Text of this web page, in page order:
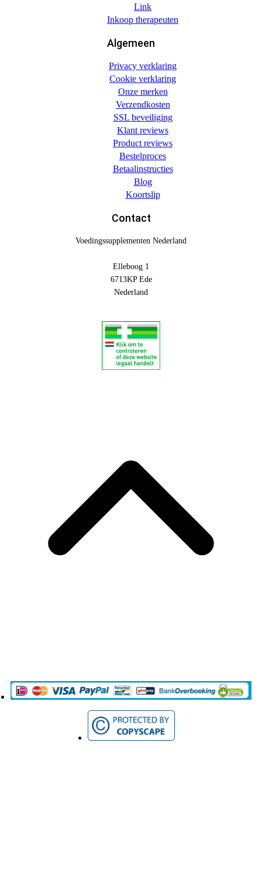
Link
Inkoop therapeuten
Algemeen
Privacy verklaring
Cookie verklaring
Onze merken
Verzendkosten
SSL beveiliging
Klant reviews
Product reviews
Bestelproces
Betaalinstructies
Blog
Koortslip
Contact
Voedingssupplementen Nederland
Elleboog 1
6713KP Ede
Nederland